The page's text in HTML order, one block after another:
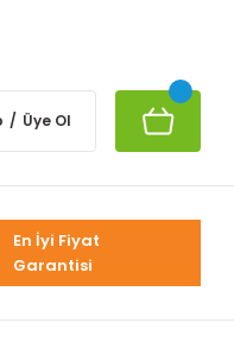
/ Üye Ol
En İyi Fiyat
Garantisi